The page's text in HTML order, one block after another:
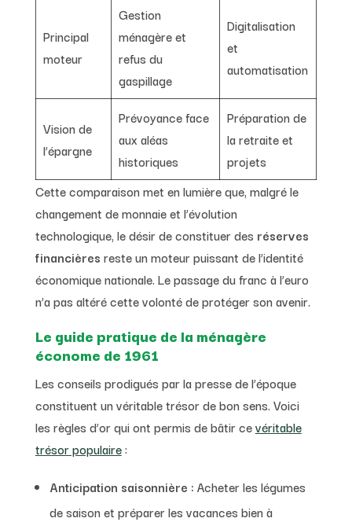
Principal
moteur
Gestion
ménagère et
refus du
gaspillage
Digitalisation
et
automatisation
Vision de
l’épargne
Prévoyance face
aux aléas
historiques
Préparation de
la retraite et
projets
Cette comparaison met en lumière que, malgré le
changement de monnaie et l’évolution
technologique, le désir de constituer des réserves
financières reste un moteur puissant de l’identité
économique nationale. Le passage du franc à l’euro
n’a pas altéré cette volonté de protéger son avenir.
Le guide pratique de la ménagère
économe de 1961
Les conseils prodigués par la presse de l’époque
constituent un véritable trésor de bon sens. Voici
les règles d’or qui ont permis de bâtir cevéritable
trésor populaire:
Anticipation saisonnière : Acheter les légumes
de saison et préparer les vacances bien à